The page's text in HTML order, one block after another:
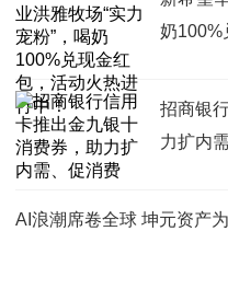
奶100%
招商银
力扩内
AI浪潮席卷全球 坤元资产